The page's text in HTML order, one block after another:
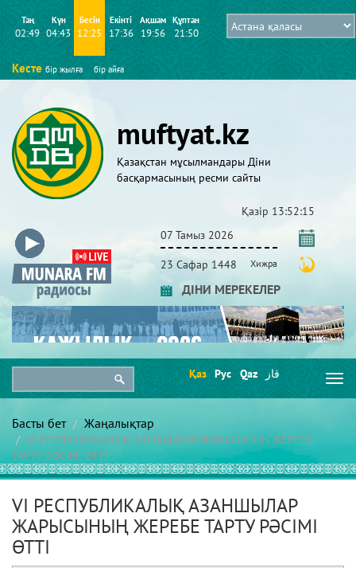
Таң
02:49
Күн
04:43
Бесін
12:25
Екінті
17:36
Ақшам
19:56
Құптан
21:50
Кесте бір жылға бір айға
muftyat.kz
Қазақстан мұсылмандары Діни
басқармасының ресми сайты
Қазір 13:52:17
07 Тамыз 2026
23 Сафар 1448 Хижра
ДІНИ МЕРЕКЕЛЕР
Қаз Рус Qaz قاز
Басты бет Жаңалықтар
VI РЕСПУБЛИКАЛЫҚ АЗАНШЫЛАР ЖАРЫСЫНЫҢ ЖЕРЕБЕ
ТАРТУ РӘСІМІ ӨТТІ
VI РЕСПУБЛИКАЛЫҚ АЗАНШЫЛАР
ЖАРЫСЫНЫҢ ЖЕРЕБЕ ТАРТУ РӘСІМІ
ӨТТІ